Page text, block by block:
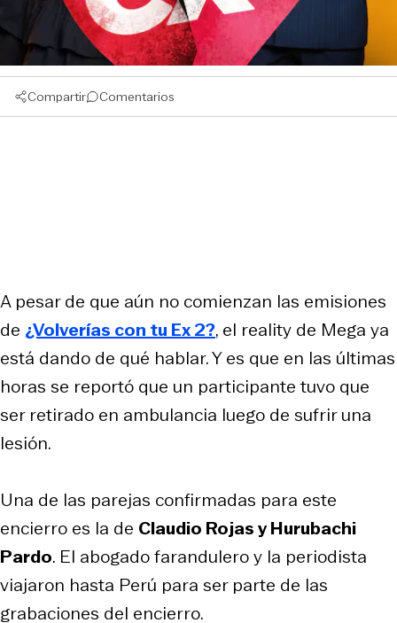
Compartir Comentarios
A pesar de que aún no comienzan las emisiones
de ¿Volverías con tu Ex 2?, el reality de Mega ya
está dando de qué hablar. Y es que en las últimas
horas se reportó que un participante tuvo que
ser retirado en ambulancia luego de sufrir una
lesión.
Una de las parejas confirmadas para este
encierro es la de Claudio Rojas y Hurubachi
Pardo. El abogado farandulero y la periodista
viajaron hasta Perú para ser parte de las
grabaciones del encierro.